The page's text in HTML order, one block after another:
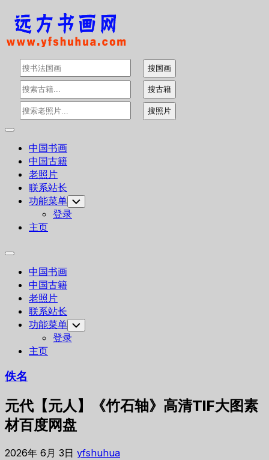
Skip
content
Expand
中国书画
中国古籍
老照片
联系站长
功能菜单 Toggle
Child
Menu
登录
主页
Expand
中国书画
中国古籍
老照片
联系站长
功能菜单 Toggle
Child
Menu
登录
主页
佚名
元代【元人】《竹石轴》高清TIF大图素
材百度网盘
2026年 6月 3日 yfshuhua